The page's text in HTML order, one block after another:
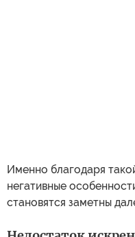
Именно благодаря
негативные
становятся заметны